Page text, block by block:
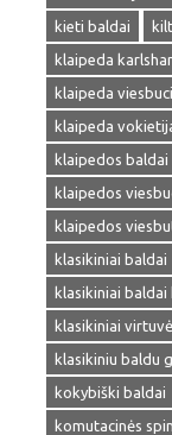
kieti baldai
klaipeda
klaipeda
klaipeda
klaipedos
klaipedos
klaipedos
klasikiniai baldai
klasikiniai baldai
klasikiniai
klasikiniu baldu
kokybiški baldai
komutacinės